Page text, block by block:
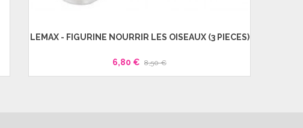
LEMAX - FIGURINE NOURRIR LES OISEAUX (3 PIECES)
6,80 € 8,50 €